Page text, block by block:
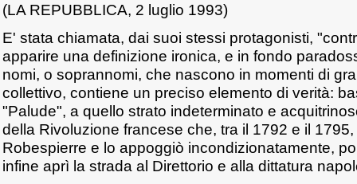
(LA REPUBBLICA, 2 luglio 1993)
E' stata chiamata, dai suoi stessi protagonisti,
apparire una definizione ironica, e in fondo
nomi, o soprannomi, che nascono in momenti di
collettivo, contiene un preciso elemento di verità:
"Palude", a quello strato indeterminato e
della Rivoluzione francese che, tra il 1792 e il
Robespierre e lo appoggiò incondizionatamente,
infine aprì la strada al Direttorio e alla dittatura